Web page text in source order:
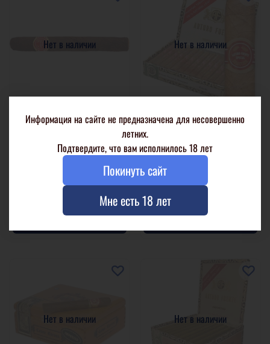
Нет в наличии
Arturo Fuente Brevas Royale
1 шт. в целлофане
Нет в наличии
Arturo Fuente Brevas Royale
Natural
1 шт. в целлофане
50 шт. в коробке
1 158 р
Нет в наличии Нет в наличии
Информация на сайте не предназначена для несовершенно
летних.
Подтвердите, что вам исполнилось 18 лет
Покинуть сайт
Мне есть 18 лет